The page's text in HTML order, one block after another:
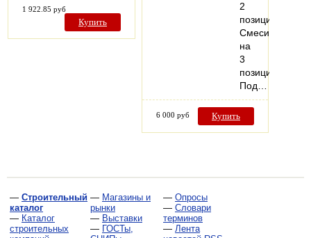
1 922.85 руб
Купить
2
позиции
Смеситель
на
3
позиции
Под…
6 000 руб Купить
— Строительный
каталог
— Каталог
строительных
— Магазины и
рынки
— Выставки
— ГОСТы,
— Опросы
— Словари
терминов
— Лента